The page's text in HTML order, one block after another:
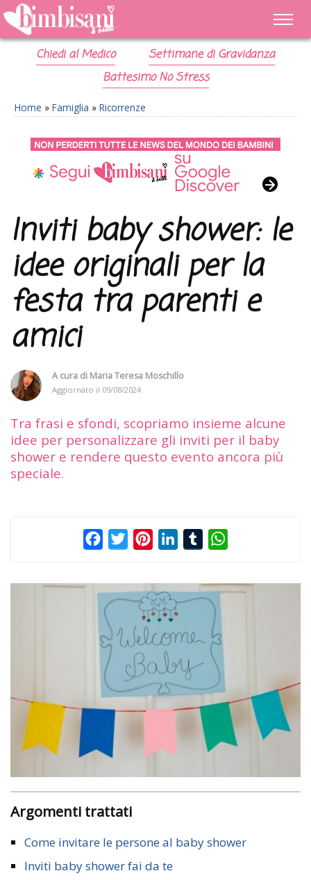
Chiedi al Medico
Settimane di Gravidanza
Battesimo No Stress
Home » Famiglia » Ricorrenze
Inviti baby shower: le
idee originali per la
festa tra parenti e
amici
A cura di Maria Teresa Moschillo
Aggiornato il 09/08/2024
Tra frasi e sfondi, scopriamo insieme alcune
idee per personalizzare gli inviti per il baby
shower e rendere questo evento ancora più
speciale.
FacebookTwitterPinterestLinkedInTumblr
Argomenti trattati
Come invitare le persone al baby shower
Inviti baby shower fai da te